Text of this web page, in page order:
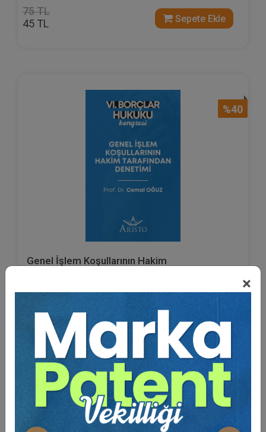
×
75 TL
45 TL Sepete Ekle
%40
Genel İşlem Koşullarının Hakim
Prof. Dr. Cemal OĞUZ
75 TL
Sepete Ekle
%40